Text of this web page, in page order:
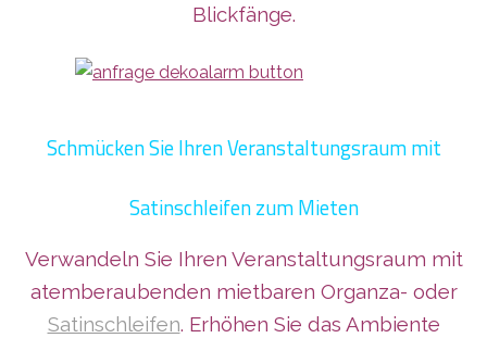
Blickfänge.
Schmücken Sie Ihren Veranstaltungsraum mit
Satinschleifen zum Mieten
Verwandeln Sie Ihren Veranstaltungsraum mit
atemberaubenden mietbaren Organza- oder
Satinschleifen. Erhöhen Sie das Ambiente